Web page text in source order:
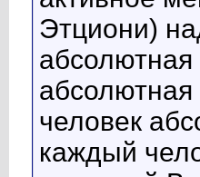
Этциони)
абсолютная
абсолютная
человек
каждый